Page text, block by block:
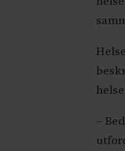
–